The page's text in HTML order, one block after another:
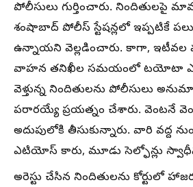
పోలీసులు గుర్తించారు. నిందితులపై
శంషాబాద్ పోలీస్ స్టేషన్లలో ఇప్పటికే
ఉన్నాయని వెల్లడించారు. కాగా, ఇటీవల
వాహన తనిఖీల సమయంలో టయోటా
వెళ్తున్న నిందితులను పోలీసులు
పరారయ్యే ప్రయత్నం చేశారు. వెంటనే
అదుపులోకి తీసుకున్నారు. వారి వద్ద
ఎటియోస్ కారు, మూడు సెల్ఫోన్లు
అరెస్టు చేసిన నిందితులను కోర్టులో